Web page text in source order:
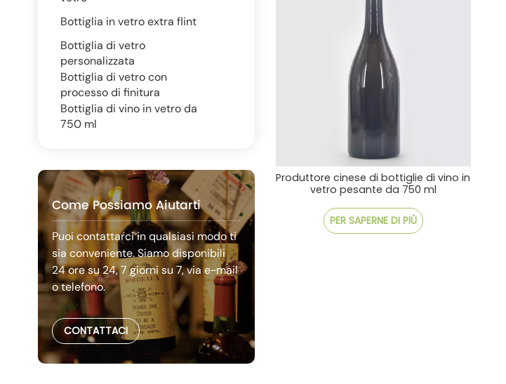
Bottiglia in vetro extra flint
Bottiglia di vetro
personalizzata
Bottiglia di vetro con
processo di finitura
Bottiglia di vino in vetro da
750 ml
Come Possiamo Aiutarti
Puoi contattarci in qualsiasi modo ti
sia conveniente. Siamo disponibili
24 ore su 24, 7 giorni su 7, via e-mail
o telefono.
CONTATTACI
Produttore cinese di bottiglie di vino in
vetro pesante da 750 ml
PER SAPERNE DI PIÙ